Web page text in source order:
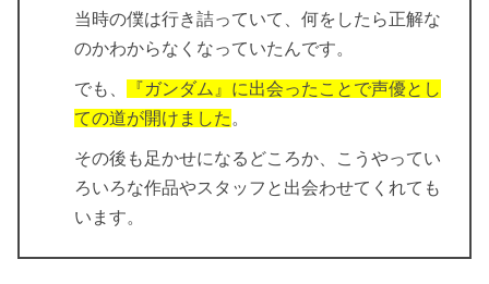
当時の僕は行き詰っていて、何をしたら正解な
のかわからなくなっていたんです。
でも、
『ガンダム』に出会ったことで声優とし
ての道が開けました 。
その後も足かせになるどころか、こうやってい
ろいろな作品やスタッフと出会わせてくれても
います。